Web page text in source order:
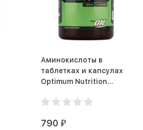
Аминокислоты в
таблетках и капсулах
Optimum Nutrition
790 ₽